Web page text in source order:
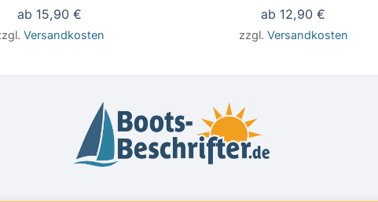
ab 15,90 €
Versandkosten
ab 12,90 €
zzgl. Versandkosten